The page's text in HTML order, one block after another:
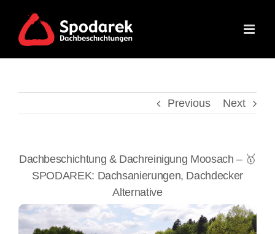
content
Previous Next
Dachbeschichtung & Dachreinigung Moosach – 🥇
SPODAREK: Dachsanierungen, Dachdecker
Alternative